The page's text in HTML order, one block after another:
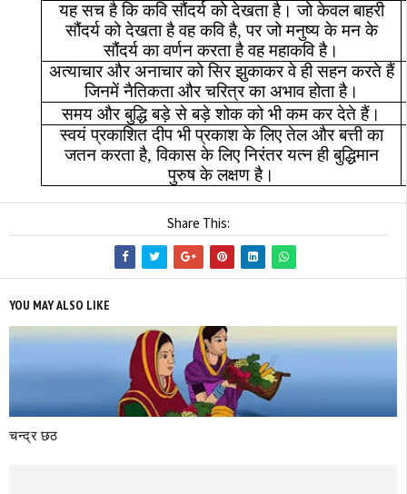
यह सच है कि कवि सौंदर्य को देखता है। जो केवल बाहरी
सौंदर्य को देखता है वह कवि है,पर जो मनुष्य के मन के
सौंदर्य का वर्णन करता है वह महाकवि है।
अत्याचार और अनाचार को सिर झुकाकर वे ही सहन करते हैं
जिनमें नैतिकता और चरित्र का अभाव होता है।
समय और बुद्धि बड़े से बड़े शोक को भी कम कर देते हैं।
स्वयं प्रकाशित दीप भी प्रकाश के लिए तेल और बत्ती का
जतन करता है,विकास के लिए निरंतर यत्न ही बुद्धिमान
पुरुष के लक्षण है।
Share This:
YOU MAY ALSO LIKE
चन्द्र छठ